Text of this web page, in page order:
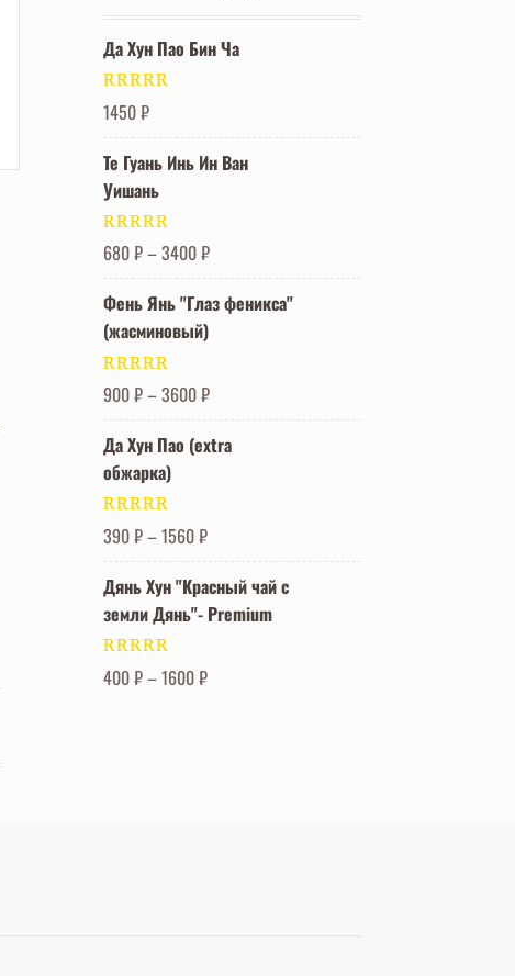
Да Хун Пао Бин Ча
Оценка
из 5
1450₽
Те Гуань Инь Ин Ван
Уишань
Оценка5.00
из 5
680₽–3400₽
Фень Янь "Глаз феникса"
(жасминовый)
Оценка5.00
из 5
900₽–3600₽
Да Хун Пао (extra
обжарка)
Оценка5.00
из 5
390₽–1560₽
Дянь Хун "Красный чай с
земли Дянь"- Premium
Оценка5.00
из 5
400₽–1600₽